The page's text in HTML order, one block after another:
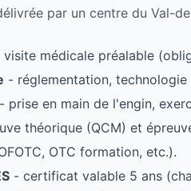
par un centre du Val-
visite médicale préalable
- réglementation,
- prise en main de l'engin,
théorique (QCM) et
OTC formation, etc.).
- certificat valable 5 ans